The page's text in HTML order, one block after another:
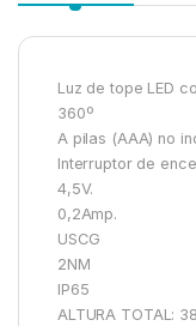
Luz de tope LED
360º
A pilas (AAA) no
Interruptor de
4,5V.
0,2Amp.
USCG
2NM
IP65
ALTURA TOTAL: